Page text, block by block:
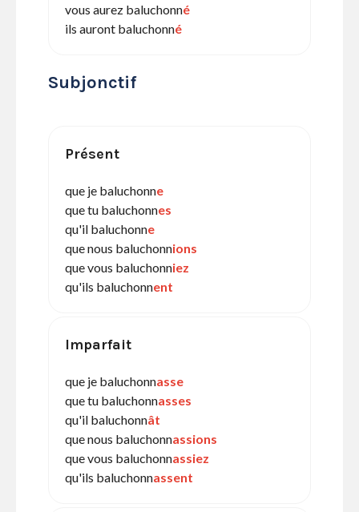
vous aurez baluchonné
ils auront baluchonné
Subjonctif
Présent
que je baluchonne
que tu baluchonnes
qu'il baluchonne
que nous baluchonnions
que vous baluchonniez
qu'ils baluchonnent
Imparfait
que je baluchonnasse
que tu baluchonnasses
qu'il baluchonnât
que nous baluchonnassions
que vous baluchonnassiez
qu'ils baluchonnassent